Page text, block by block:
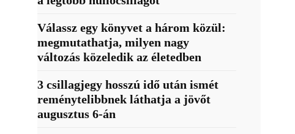
Válassz egy könyvet a három közül:
megmutathatja, milyen nagy
változás közeledik az életedben
3 csillagjegy hosszú idő után ismét
reménytelibbnek láthatja a jövőt
augusztus 6-án